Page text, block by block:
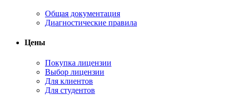
Общая документация
Диагностические правила
Цены
Покупка лицензии
Выбор лицензии
Для клиентов
Для студентов